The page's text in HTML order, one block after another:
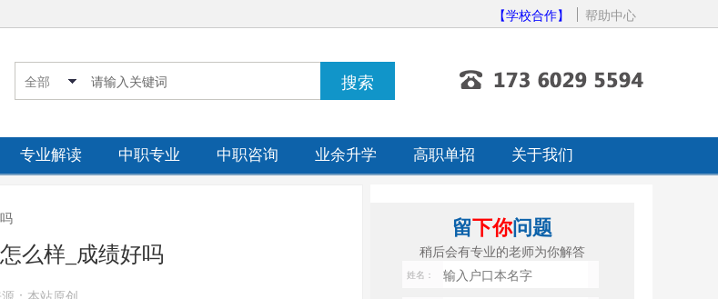
【学校合作】 帮助中心
专业解读 中职专业 中职咨询 业余升学 高职单招 关于我们
么样_成绩好吗
：本站原创
留下你问题
稍后会有专业的老师为你解答
姓名：